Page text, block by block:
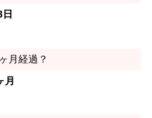
月経過？
月